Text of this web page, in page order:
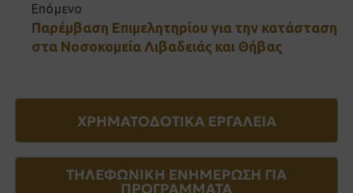
Επόμενο
Παρέμβαση Επιμελητηρίου για την κατάσταση
στα Νοσοκομεία Λιβαδειάς και Θήβας
ΧΡΗΜΑΤΟΔΟΤΙΚΑ ΕΡΓΑΛΕΙΑ
ΤΗΛΕΦΩΝΙΚΗ ΕΝΗΜΕΡΩΣΗ ΓΙΑ
ΠΡΟΓΡΑΜΜΑΤΑ